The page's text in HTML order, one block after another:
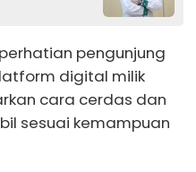
pengunjung
digital milik
cara cerdas dan
sesuai kemampuan